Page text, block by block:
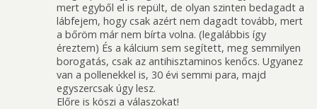
mert egyből el is repült, de olyan szinten bedagadt a
lábfejem, hogy csak azért nem dagadt tovább, mert
a bőröm már nem bírta volna. (legalábbis így
éreztem) És a kálcium sem segített, meg semmilyen
borogatás, csak az antihisztaminos kenőcs. Ugyanez
van a pollenekkel is, 30 évi semmi para, majd
egyszercsak úgy lesz.
Előre is köszi a válaszokat!